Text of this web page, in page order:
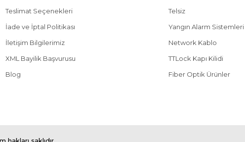
Teslimat Seçenekleri
İade ve İptal Politikası
İletişim Bilgilerimiz
XML Bayilik Başvurusu
Blog
Telsiz
Yangın Alarm Sistemleri
Network Kablo
TTLock Kapı Kilidi
Fiber Optik Ürünler